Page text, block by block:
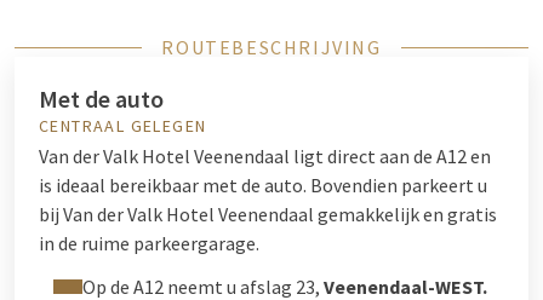
ROUTEBESCHRIJVING
Met de auto
CENTRAAL GELEGEN
Van der Valk Hotel Veenendaal ligt direct aan de A12 en
is ideaal bereikbaar met de auto. Bovendien parkeert u
bij Van der Valk Hotel Veenendaal gemakkelijk en gratis
in de ruime parkeergarage.
Op de A12 neemt u afslag 23, Veenendaal-WEST.